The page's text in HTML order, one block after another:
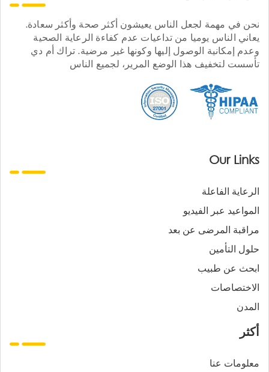
نحن في مهمة لجعل الناس يعيشون أكثر صحة وأكثر سعادة.
يعاني الناس يوميا من تداعيات عدم كفاءة الرعاية الصحية
وعدم إمكانية الوصول إليها وكونها غير مرضية. تراك أم دي
تأسست لتخفيف هذا الوضع المرير، لجميع الناس
Our Links
الرعاية الفاعلة
المواعيد عبر الفيديو
مراقبة المرضى عن بعد
حلول التأمين
ابحث عن طبيب
الاختصاصات
المدن
أكثر
معلومات عنا